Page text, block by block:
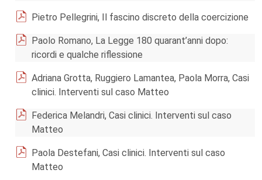
Pietro Pellegrini, Il fascino discreto della coercizione
Paolo Romano, La Legge 180 quarant’anni dopo:
ricordi e qualche riflessione
Adriana Grotta, Ruggiero Lamantea, Paola Morra, Casi
clinici. Interventi sul caso Matteo
Federica Melandri, Casi clinici. Interventi sul caso
Matteo
Paola Destefani, Casi clinici. Interventi sul caso
Matteo